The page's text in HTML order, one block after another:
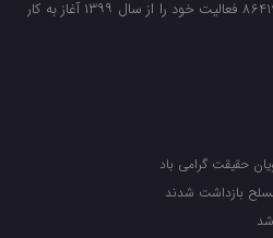
فرهنگ و ارشاد اسلامی به شماره 86419 فعالیت خود را از سال ۱۳۹۹ آغاز به کار